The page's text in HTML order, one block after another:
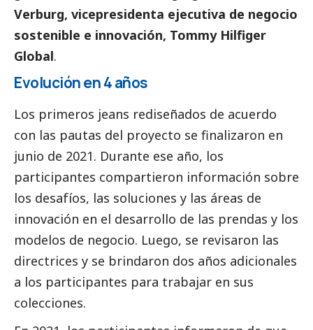
Verburg, vicepresidenta ejecutiva de negocio
sostenible e innovación, Tommy Hilfiger
Global.
Evolución en 4 años
Los primeros jeans rediseñados de acuerdo
con las pautas del proyecto se finalizaron en
junio de 2021. Durante ese año, los
participantes compartieron información sobre
los desafíos, las soluciones y las áreas de
innovación en el desarrollo de las prendas y los
modelos de negocio. Luego, se revisaron las
directrices y se brindaron dos años adicionales
a los participantes para trabajar en sus
colecciones.